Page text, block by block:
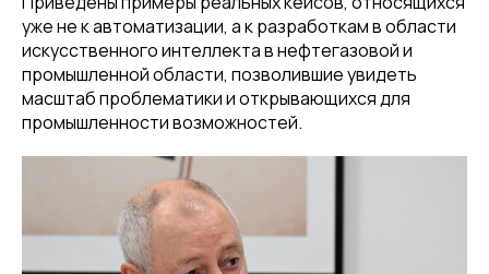
уже не к автоматизации, а к разработкам в области
искусственного интеллекта в нефтегазовой и
промышленной области, позволившие увидеть
масштаб проблематики и открывающихся для
промышленности возможностей.